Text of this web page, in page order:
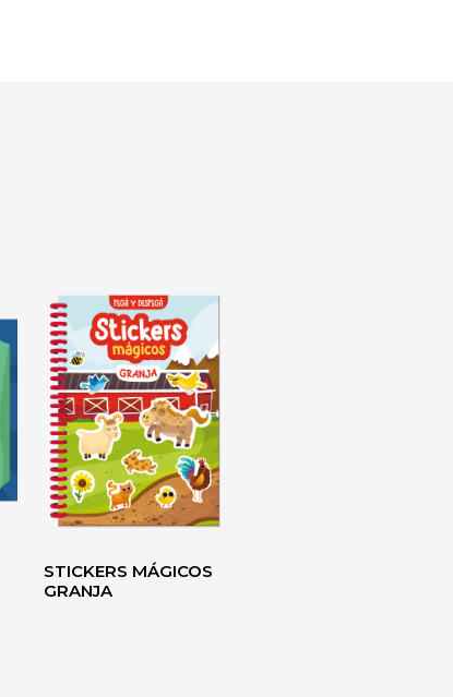
STICKERS MÁGICOS
GRANJA